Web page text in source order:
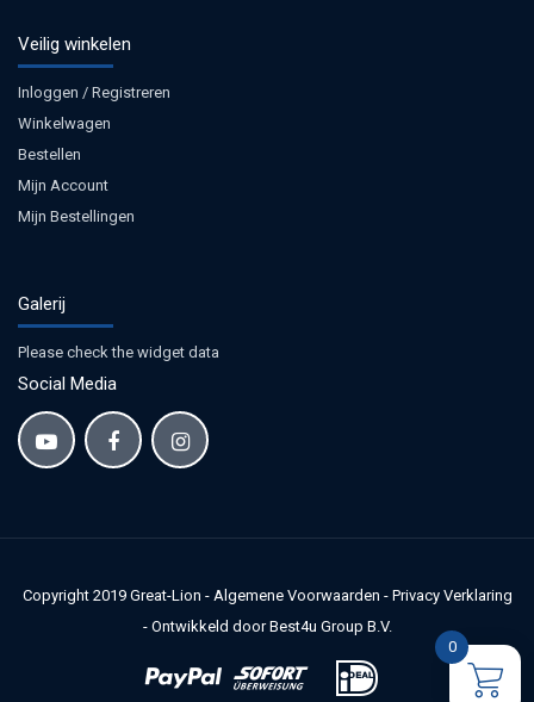
Veilig winkelen
Inloggen / Registreren
Winkelwagen
Bestellen
Mijn Account
Mijn Bestellingen
Galerij
Please check the widget data
Social Media
Copyright 2019 Great-Lion - Algemene Voorwaarden - Privacy Verklaring
- Ontwikkeld door Best4u Group B.V.
0